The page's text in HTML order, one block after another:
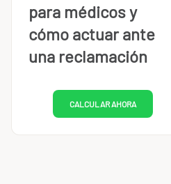
para médicos y
cómo actuar ante
una reclamación
CALCULAR AHORA